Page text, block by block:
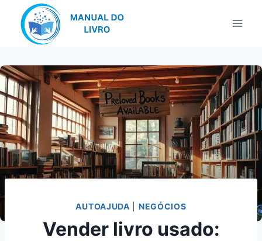
AUTOAJUDA NEGÓCIOS
Vender livro usado: